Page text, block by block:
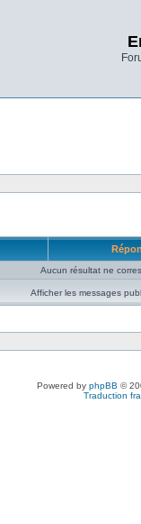
Aucun résultat ne
Afficher les messages
Powered by phpBB ©
Traduction